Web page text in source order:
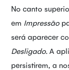
No canto
em Impressão
será aparecer
Desligado. A
persistirem, a